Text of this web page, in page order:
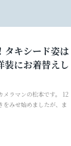
タキシード姿は
装にお着替えし
ラマンの松本です。 12
をみせ始めましたが、ま